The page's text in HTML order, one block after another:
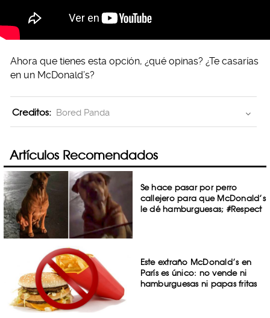
Ahora que tienes esta opción, ¿qué opinas? ¿Te casarías
en un McDonald’s?
Creditos: Bored Panda
Artículos Recomendados
Se hace pasar por perro
callejero para que McDonald’s
le dé hamburguesas; #Respect
Este extraño McDonald’s en
París es único: no vende ni
hamburguesas ni papas fritas